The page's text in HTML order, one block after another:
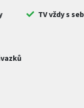
TV vždy s